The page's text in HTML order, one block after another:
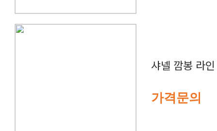
샤넬 깜봉 라
가격문의